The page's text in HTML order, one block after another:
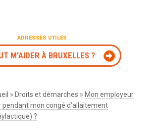
ADRESSES UTILES
M'AIDER À BRUXELLES ?
»Droits et démarches »Mon employeur
mon congé d’allaitement
?